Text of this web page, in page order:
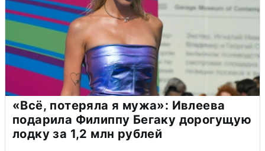
«Всё, потеряла я мужа»: Ивлеева
подарила Филиппу Бегаку дорогущую
лодку за 1,2 млн рублей